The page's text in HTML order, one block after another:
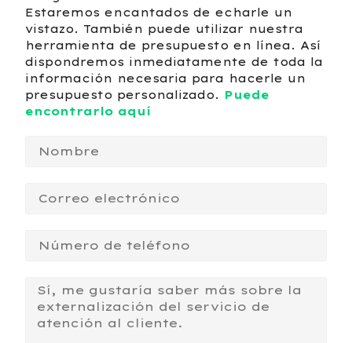
Estaremos encantados de echarle un
vistazo. También puede utilizar nuestra
herramienta de presupuesto en línea. Así
dispondremos inmediatamente de toda la
información necesaria para hacerle un
presupuesto personalizado. Puede
encontrarlo aquí